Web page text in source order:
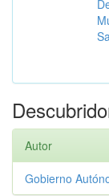
Autor
Gobierno